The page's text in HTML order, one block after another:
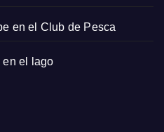
en el Club de Pesca
en el lago